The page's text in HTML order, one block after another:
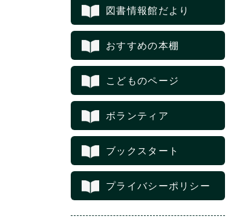
図書情報館だより
おすすめの本棚
こどものページ
ボランティア
ブックスタート
プライバシーポリシー